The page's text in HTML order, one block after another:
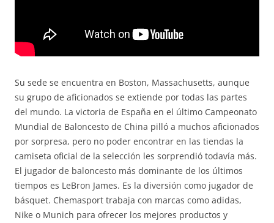
Su sede se encuentra en Boston, Massachusetts, aunque
su grupo de aficionados se extiende por todas las partes
del mundo. La victoria de España en el último Campeonato
Mundial de Baloncesto de China pilló a muchos aficionados
por sorpresa, pero no poder encontrar en las tiendas la
camiseta oficial de la selección les sorprendió todavía más.
El jugador de baloncesto más dominante de los últimos
tiempos es LeBron James. Es la diversión como jugador de
básquet. Chemasport trabaja con marcas como adidas,
Nike o Munich para ofrecer los mejores productos y